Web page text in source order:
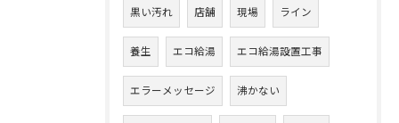
黒い汚れ 店舗 現場 ライン
養生 エコ給湯 エコ給湯設置工事
エラーメッセージ 沸かない